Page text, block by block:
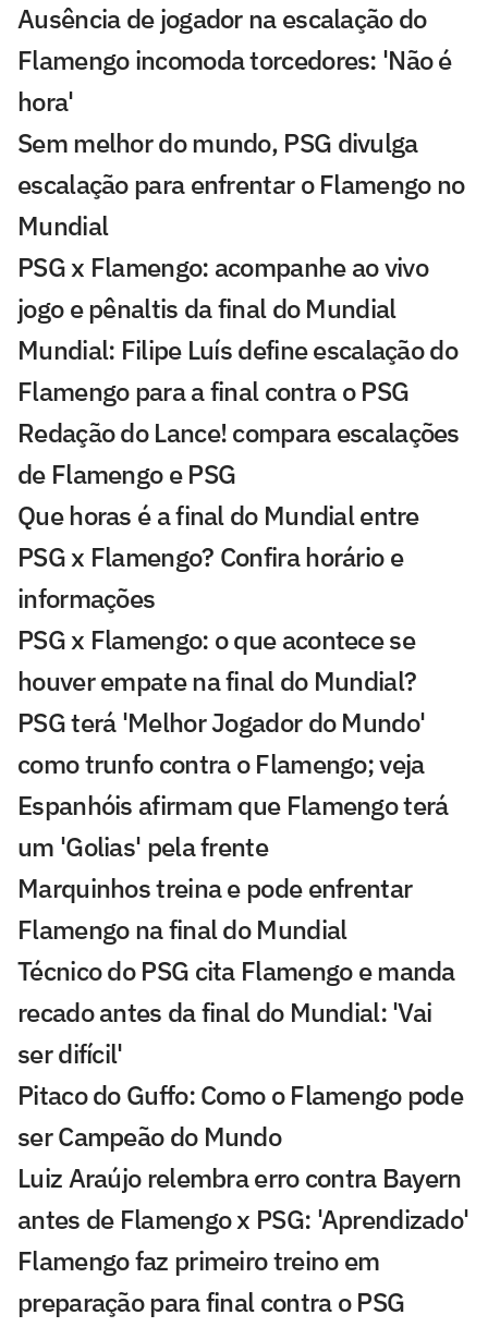
Ausência de jogador na escalação do
Flamengo incomoda torcedores: 'Não é
hora'
Sem melhor do mundo, PSG divulga
escalação para enfrentar o Flamengo no
Mundial
PSG x Flamengo: acompanhe ao vivo
jogo e pênaltis da final do Mundial
Mundial: Filipe Luís define escalação do
Flamengo para a final contra o PSG
Redação do Lance! compara escalações
de Flamengo e PSG
Que horas é a final do Mundial entre
PSG x Flamengo? Confira horário e
informações
PSG x Flamengo: o que acontece se
houver empate na final do Mundial?
PSG terá 'Melhor Jogador do Mundo'
como trunfo contra o Flamengo; veja
Espanhóis afirmam que Flamengo terá
um 'Golias' pela frente
Marquinhos treina e pode enfrentar
Flamengo na final do Mundial
Técnico do PSG cita Flamengo e manda
recado antes da final do Mundial: 'Vai
ser difícil'
Pitaco do Guffo: Como o Flamengo pode
ser Campeão do Mundo
Luiz Araújo relembra erro contra Bayern
antes de Flamengo x PSG: 'Aprendizado'
Flamengo faz primeiro treino em
preparação para final contra o PSG